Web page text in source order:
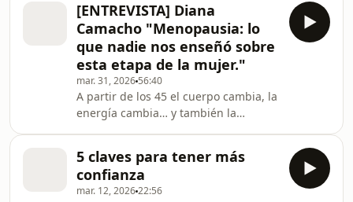
más sutiles del crecimiento personal:
creer que evolucionar es dejar de
sentir. Accede aquí a la lista privada
donde comparto mi proceso de
reconfiguración personal y de
negocio: https://www.youtube.com/playlist?
list=PLhMRwOOx-
OJ_O5tBGzNlP0U_wh5py4Rqb
[ENTREVISTA] Diana
Camacho "Menopausia: lo
que nadie nos enseñó sobre
esta etapa de la mujer."
mar. 31, 2026 56:40
A partir de los 45 el cuerpo cambia, la
energía cambia… y también la
realmente ocurre en la menopausia y
cómo atravesar esta etapa con salud,
claridad y bienestar. Únete a la
5 claves para tener más
confianza
mar. 12, 202622:56